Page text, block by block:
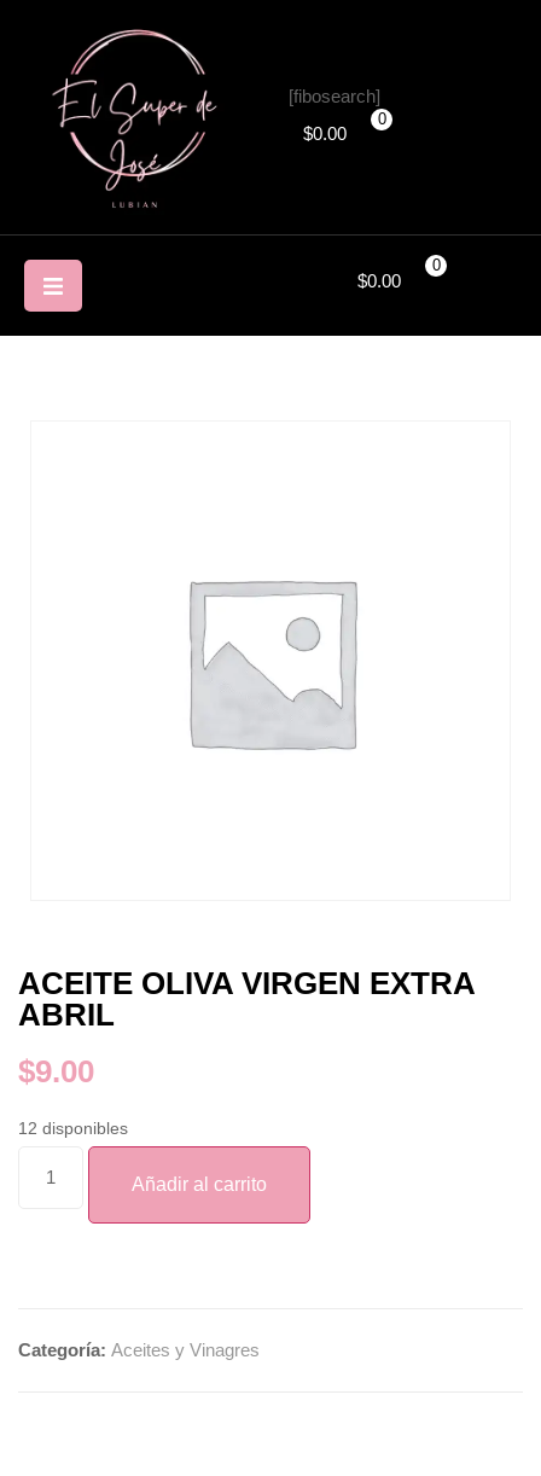
[fibosearch]
$0.00
0
$0.00
0
ACEITE OLIVA VIRGEN EXTRA
ABRIL
$9.00
12 disponibles
Añadir al carrito
Categoría: Aceites y Vinagres